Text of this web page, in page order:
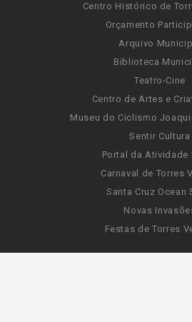
Centro Histórico de
Orçamento
Arquivo
Biblioteca
Teatro-Cine
Centro de Artes e
Museu do Ciclismo
Sentir Cultura
Portal da Atividade
Carnaval de Torres
Santa Cruz Ocean
Novas
Festas de Torres